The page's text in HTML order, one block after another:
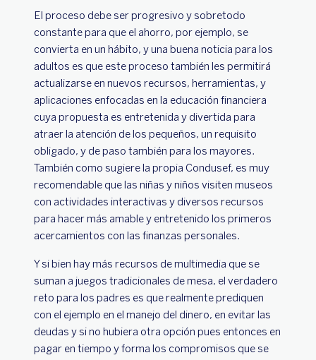
El proceso debe ser progresivo y sobretodo
constante para que el ahorro, por ejemplo, se
convierta en un hábito, y una buena noticia para los
adultos es que este proceso también les permitirá
actualizarse en nuevos recursos, herramientas, y
aplicaciones enfocadas en la educación financiera
cuya propuesta es entretenida y divertida para
atraer la atención de los pequeños, un requisito
obligado, y de paso también para los mayores.
También como sugiere la propia Condusef, es muy
recomendable que las niñas y niños visiten museos
con actividades interactivas y diversos recursos
para hacer más amable y entretenido los primeros
acercamientos con las finanzas personales.
Y si bien hay más recursos de multimedia que se
suman a juegos tradicionales de mesa, el verdadero
reto para los padres es que realmente prediquen
con el ejemplo en el manejo del dinero, en evitar las
deudas y si no hubiera otra opción pues entonces en
pagar en tiempo y forma los compromisos que se